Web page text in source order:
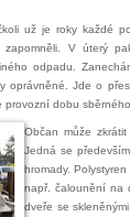
už je roky každé
V úterý
odpadu.
oprávněné. Jde o
dobu sběrného
Občan může
Jedná se
hromady.
např. čalounění na
dveře se